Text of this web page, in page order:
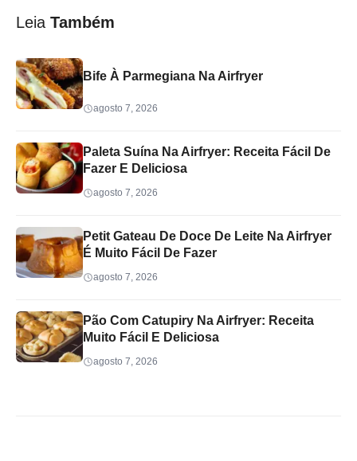
Leia Também
Bife À Parmegiana Na Airfryer
agosto 7, 2026
Paleta Suína Na Airfryer: Receita Fácil De
Fazer E Deliciosa
agosto 7, 2026
Petit Gateau De Doce De Leite Na Airfryer
É Muito Fácil De Fazer
agosto 7, 2026
Pão Com Catupiry Na Airfryer: Receita
Muito Fácil E Deliciosa
agosto 7, 2026